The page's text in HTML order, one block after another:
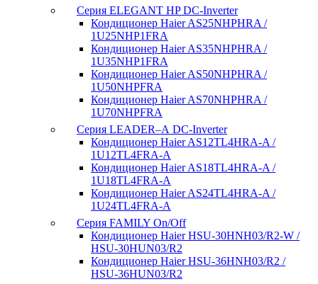
Серия ELEGANT HP DC-Inverter
Кондиционер Haier AS25NHPHRA /
1U25NHP1FRA
Кондиционер Haier AS35NHPHRA /
1U35NHP1FRA
Кондиционер Haier AS50NHPHRA /
1U50NHPFRA
Кондиционер Haier AS70NHPHRA /
1U70NHPFRA
Серия LEADER–А DC-Inverter
Кондиционер Haier AS12TL4HRA-A /
1U12TL4FRA-A
Кондиционер Haier AS18TL4HRA-A /
1U18TL4FRA-A
Кондиционер Haier AS24TL4HRA-A /
1U24TL4FRA-A
Серия FAMILY On/Off
Кондиционер Haier HSU-30HNH03/R2-W /
HSU-30HUN03/R2
Кондиционер Haier HSU-36HNH03/R2 /
HSU-36HUN03/R2